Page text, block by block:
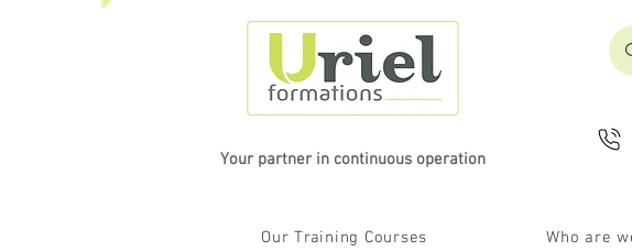
Your partner in continuous operation
Our Training Courses Who are